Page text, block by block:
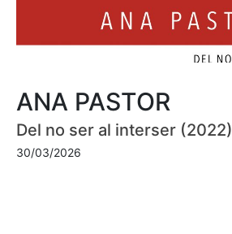
ANA PASTOR
Del no ser al interser (2022)
30/03/2026